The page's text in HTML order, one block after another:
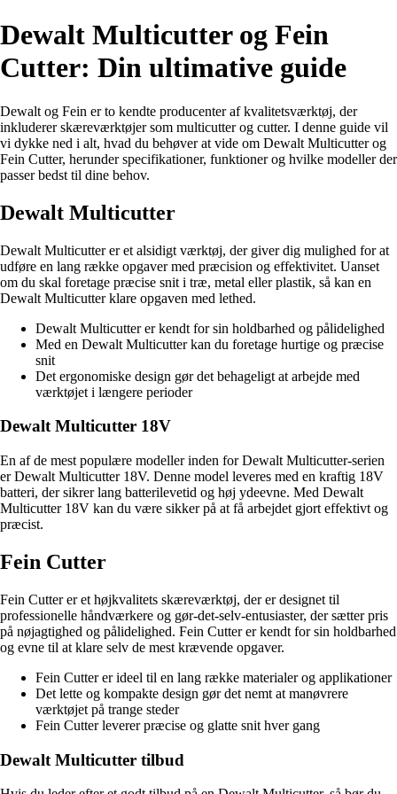
Dewalt Multicutter og Fein
Cutter: Din ultimative guide
Dewalt og Fein er to kendte producenter af kvalitetsværktøj, der
inkluderer skæreværktøjer som multicutter og cutter. I denne guide vil
vi dykke ned i alt, hvad du behøver at vide om Dewalt Multicutter og
Fein Cutter, herunder specifikationer, funktioner og hvilke modeller der
passer bedst til dine behov.
Dewalt Multicutter
Dewalt Multicutter er et alsidigt værktøj, der giver dig mulighed for at
udføre en lang række opgaver med præcision og effektivitet. Uanset
om du skal foretage præcise snit i træ, metal eller plastik, så kan en
Dewalt Multicutter klare opgaven med lethed.
Dewalt Multicutter er kendt for sin holdbarhed og pålidelighed
Med en Dewalt Multicutter kan du foretage hurtige og præcise
snit
Det ergonomiske design gør det behageligt at arbejde med
værktøjet i længere perioder
Dewalt Multicutter 18V
En af de mest populære modeller inden for Dewalt Multicutter-serien
er Dewalt Multicutter 18V. Denne model leveres med en kraftig 18V
batteri, der sikrer lang batterilevetid og høj ydeevne. Med Dewalt
Multicutter 18V kan du være sikker på at få arbejdet gjort effektivt og
præcist.
Fein Cutter
Fein Cutter er et højkvalitets skæreværktøj, der er designet til
professionelle håndværkere og gør-det-selv-entusiaster, der sætter pris
på nøjagtighed og pålidelighed. Fein Cutter er kendt for sin holdbarhed
og evne til at klare selv de mest krævende opgaver.
Fein Cutter er ideel til en lang række materialer og applikationer
Det lette og kompakte design gør det nemt at manøvrere
værktøjet på trange steder
Fein Cutter leverer præcise og glatte snit hver gang
Dewalt Multicutter tilbud